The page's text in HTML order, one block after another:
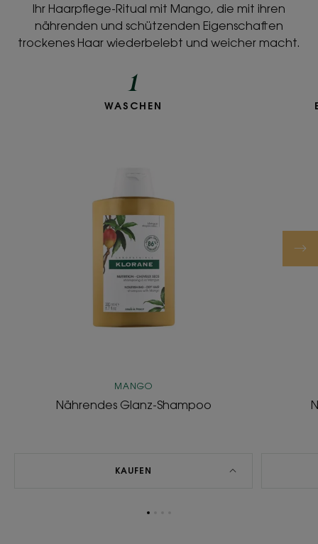
Ihr Haarpflege-Ritual mit Mango, die mit ihren
nährenden und schützenden Eigenschaften
trockenes Haar wiederbelebt und weicher macht.
1
Nährendes
WASCHEN
MANGO
Nährendes Glanz-Shampoo
KAUFEN
Zum